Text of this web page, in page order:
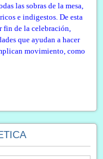
las sobras de la mesa,
e indigestos. De esta
fin de la celebración,
que ayudan a hacer
movimiento, como